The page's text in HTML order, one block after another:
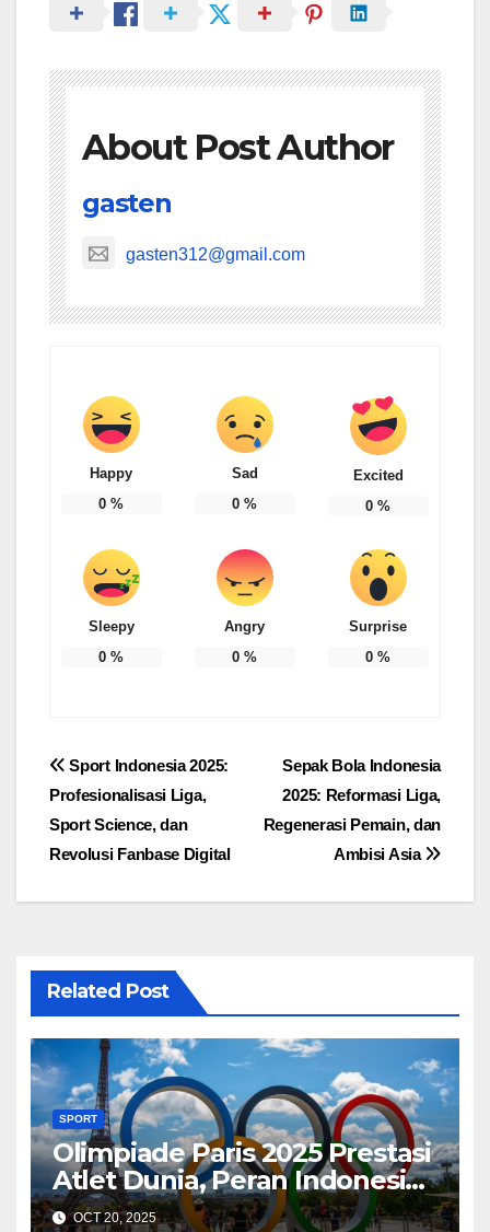
About Post Author
gasten
gasten312@gmail.com
Happy
0 %
Sad
0 %
Excited
0 %
Sleepy
0 %
Angry
0 %
Surprise
0 %
Post
navigation
Sepak Bola Indonesia
2025: Reformasi Liga,
Regenerasi Pemain, dan
Ambisi Asia
Sport Indonesia 2025:
Profesionalisasi Liga,
Sport Science, dan
Revolusi Fanbase Digital
Related Post
SPORT
Olimpiade Paris 2025 Prestasi
Atlet Dunia, Peran Indonesia,
dan Inovasi Teknologi
OCT 20, 2025